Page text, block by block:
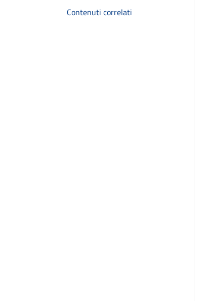
Contenuti correlati